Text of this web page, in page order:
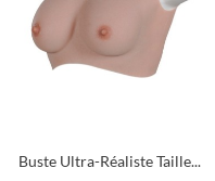
Buste Ultra-Réaliste Taille...